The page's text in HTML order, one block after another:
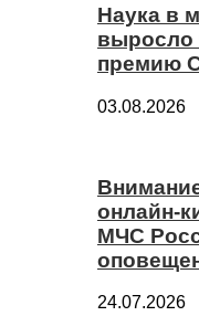
Наука в
выросло
премию
03.08.2026
онлайн-
МЧС
24.07.2026